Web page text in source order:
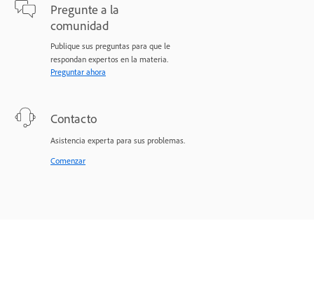
Pregunte a la
comunidad
Publique sus preguntas para que le
respondan expertos en la materia.
Preguntar ahora
Contacto
Asistencia experta para sus problemas.
Comenzar